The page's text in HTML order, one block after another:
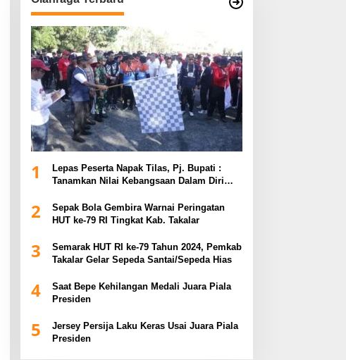
1
Lepas Peserta Napak Tilas, Pj. Bupati :
Tanamkan Nilai Kebangsaan Dalam Diri
2
Sepak Bola Gembira Warnai Peringatan
HUT ke-79 RI Tingkat Kab. Takalar
3
Semarak HUT RI ke-79 Tahun 2024, Pemkab
Takalar Gelar Sepeda Santai/Sepeda Hias
4
Saat Bepe Kehilangan Medali Juara Piala
Presiden
5
Jersey Persija Laku Keras Usai Juara Piala
Presiden